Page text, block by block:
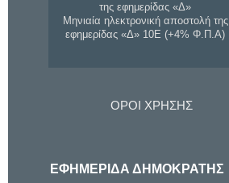
της εφημερίδας «Δ»
Μηνιαία ηλεκτρονική αποστολή της
εφημερίδας «Δ» 10Ε (+4% Φ.Π.Α)
ΟΡΟΙ ΧΡΗΣΗΣ
ΕΦΗΜΕΡΙΔΑ ΔΗΜΟΚΡΑΤΗΣ